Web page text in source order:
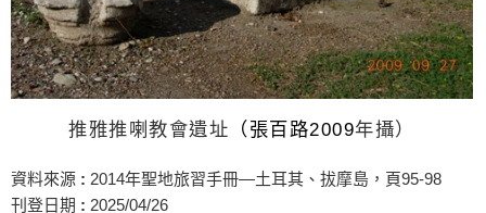
推雅推喇教會遺址 （張百路2009年攝）
資料來源 : 2014年聖地旅習手冊—土耳其、拔摩島，頁95-98
刊登日期 : 2025/04/26